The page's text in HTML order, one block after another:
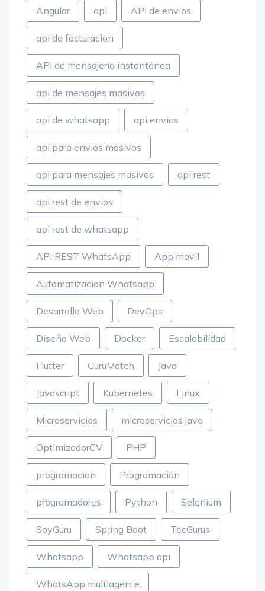
Angular api API de envios
api de facturacion
API de mensajería instantánea
api de mensajes masivos
api de whatsapp api envios
api para envios masivos
api para mensajes masivos api rest
api rest de envios
api rest de whatsapp
API REST WhatsApp App movil
Automatizacion Whatsapp
Desarrollo Web DevOps
Diseño Web Docker Escalabilidad
Flutter GuruMatch Java
Javascript Kubernetes Linux
Microservicios microservicios java
OptimizadorCV PHP
programacion Programación
programadores Python Selenium
SoyGuru Spring Boot TecGurus
Whatsapp Whatsapp api
WhatsApp multiagente